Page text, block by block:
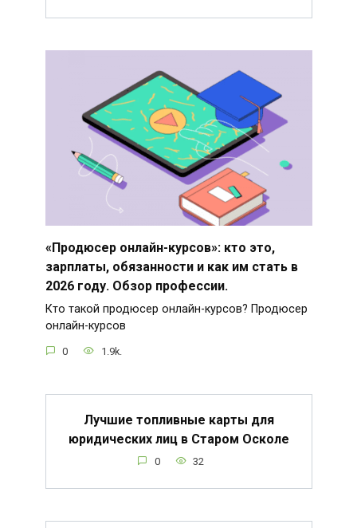
«Продюсер онлайн-курсов»: кто это,
зарплаты, обязанности и как им стать в
2026 году. Обзор профессии.
Кто такой продюсер онлайн-курсов? Продюсер
онлайн-курсов
0 1.9k.
Лучшие топливные карты для
юридических лиц в Старом Осколе
0 32